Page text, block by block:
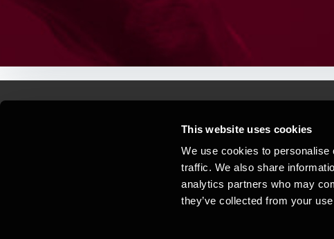
This website uses cookies
We use cookies to
traffic. We also share
analytics partners who may
they’ve collected from your
Juridisk og privatliv
Sitemap